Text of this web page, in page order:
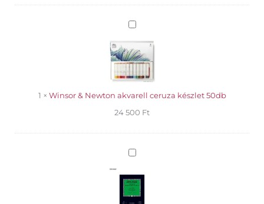
Winsor
Newton
akvarell
ceruza
készlet
50db
1 × Winsor & Newton akvarell ceruza készlet 50db
24 500 Ft
Arches
300g
CP
finom